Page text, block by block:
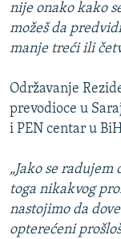
nije onako kako
možeš da
manje treći ili
Održavanje
prevodioce u
i PEN centar u
„Jako se radujem
toga nikakvog
nastojimo da
opterećeni